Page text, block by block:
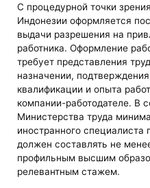
С процедурной точки
Индонезии оформляется
выдачи разрешения на
работника. Оформление
требует представления
назначении,
квалификации и опыта
компании-работодателе. В
Министерства труда
иностранного
должен составлять не
профильным высшим
релевантным стажем.